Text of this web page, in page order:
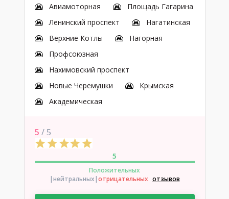
Авиамоторная
Площадь Гагарина
Ленинский проспект
Нагатинская
Верхние Котлы
Нагорная
Профсоюзная
Нахимовский проспект
Новые Черемушки
Крымская
Академическая
5 / 5
5
Положительных
|нейтральных|отрицательных отзывов